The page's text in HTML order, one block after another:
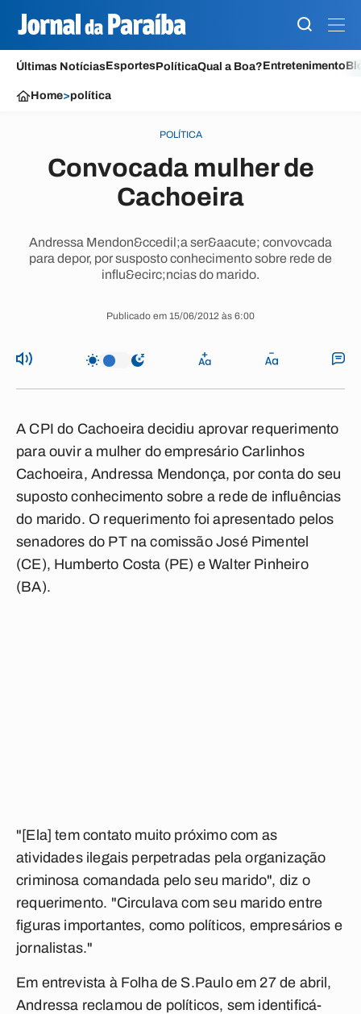
Últimas NotíciasEsportesPolíticaQual a Boa?Entretenimento
Home>política
POLÍTICA
Convocada mulher de
Cachoeira
Andressa Mendon&ccedil;a ser&aacute; convovcada
para depor, por susposto conhecimento sobre rede de
influ&ecirc;ncias do marido.
Publicado em 15/06/2012 às 6:00
A CPI do Cachoeira decidiu aprovar requerimento
para ouvir a mulher do empresário Carlinhos
Cachoeira, Andressa Mendonça, por conta do seu
suposto conhecimento sobre a rede de influências
do marido. O requerimento foi apresentado pelos
senadores do PT na comissão José Pimentel
(CE), Humberto Costa (PE) e Walter Pinheiro
(BA).
"[Ela] tem contato muito próximo com as
atividades ilegais perpetradas pela organização
criminosa comandada pelo seu marido", diz o
requerimento. "Circulava com seu marido entre
figuras importantes, como políticos, empresários e
jornalistas."
Em entrevista à Folha de S.Paulo em 27 de abril,
Andressa reclamou de políticos, sem identificá-